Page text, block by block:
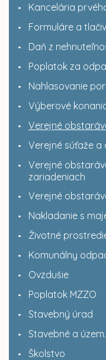
Kancelária
Formuláre a
Daň z
Poplatok za
Nahlasovanie
Výberové
Verejné
Verejné súťaže a
Verejné
zariadeniach
Verejné
Nakladanie s
Životné
Komunálny
Ovzdušie
Poplatok MZZO
Stavebný úrad
Stavebné a
Školstvo